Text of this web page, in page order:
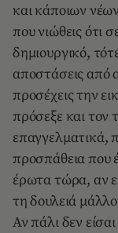
και κάποιων
που νιώθεις ότι
δημιουργικό,
αποστάσεις από
προσέχεις την
πρόσεξε και τον
επαγγελματικά,
προσπάθεια που
έρωτα τώρα, αν
τη δουλειά
Αν πάλι δεν